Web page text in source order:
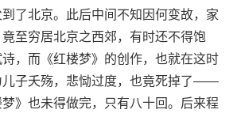
了北京。此后中间不知因何变故，家
至穷居北京之西郊，有时还不得饱
，而《红楼梦》的创作，也就在这时
儿子夭殇，悲恸过度，也竟死掉了——
》也未得做完，只有八十回。后来程